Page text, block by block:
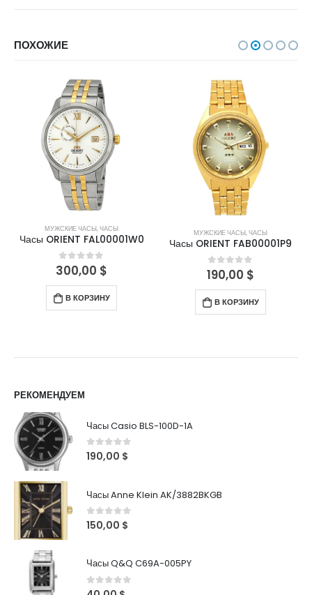
ПОХОЖИЕ
МУЖСКИЕ ЧАСЫ
Часы ORIENT FAB00001P9
0 out of 5
190,00
В КОРЗИНУ
НЕТ В НАЛИЧИИ
МУЖСКИЕ ЧАСЫ
0 out of 5
430,00 $
ПОДРОБНЕЕ
РЕКОМЕНДУЕМ
Часы Casio BLS-100D-1A
0out of 5
190,00 $
Часы Anne Klein AK/3882BKGB
0out of 5
150,00 $
Часы Q&Q C69A-005PY
0 out of 5